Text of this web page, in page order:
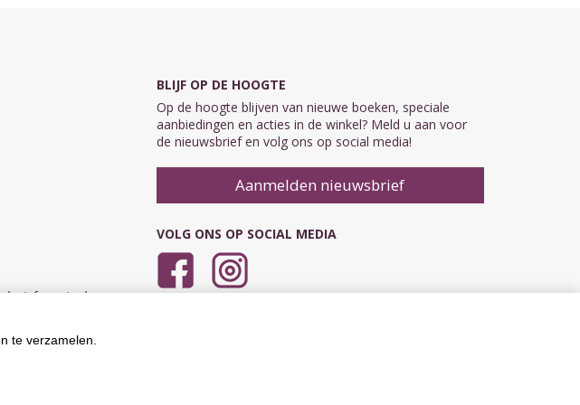
eventuele
BLIJF OP DE HOOGTE
Op de hoogte blijven van nieuwe boeken, speciale
aanbiedingen en acties in de winkel? Meld u aan voor
de nieuwsbrief en volg ons op social media!
Aanmelden nieuwsbrief
VOLG ONS OP SOCIAL MEDIA
te verzamelen.